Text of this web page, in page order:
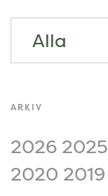
Alla
ARKIV
2026 2025
2020 2019